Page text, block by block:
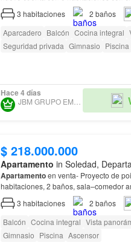
3 habitaciones 2 baños
Aparcadero Balcón Cocina integral
Seguridad privada Gimnasio Piscina
Hace 4 días
JBM GRUPO EMPRESARIAL
$ 218.000.000
Apartamento in Soledad,
Apartamentoen venta- Proyecto de
habitaciones, 2 baños, sala–comedor
3 habitaciones 2 baños
Balcón Cocina integral Vista
Gimnasio Piscina Ascensor